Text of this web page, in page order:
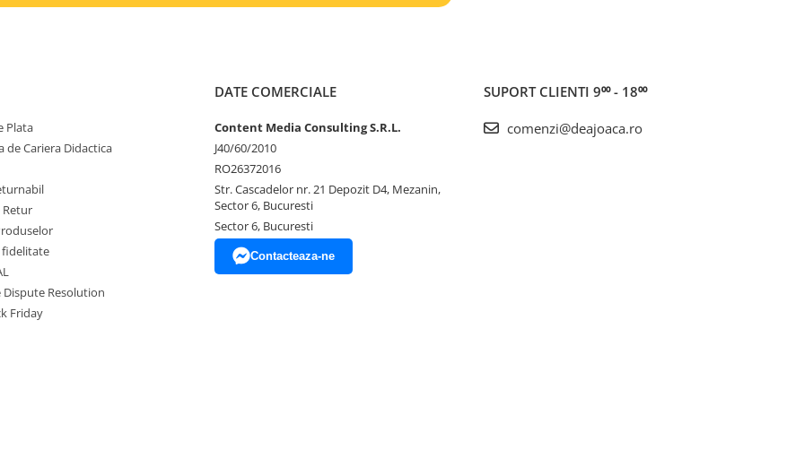
Plata
de Cariera Didactica
Retur
fidelitate
Dispute Resolution
Friday
DATE COMERCIALE
Content Media Consulting S.R.L.
J40/60/2010
RO26372016
Str. Cascadelor nr. 21 Depozit D4, Mezanin,
Sector 6, Bucuresti
Sector 6, Bucuresti
Contacteaza-ne
SUPORT CLIENTI 9⁰⁰ - 18⁰⁰
comenzi@deajoaca.ro